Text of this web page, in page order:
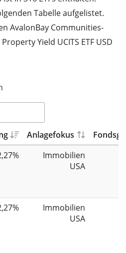
Tabelle aufgelistet.
AvalonBay Communities-
Yield UCITS ETF USD
Anlagefokus
Immobilien
USA
Immobilien
USA